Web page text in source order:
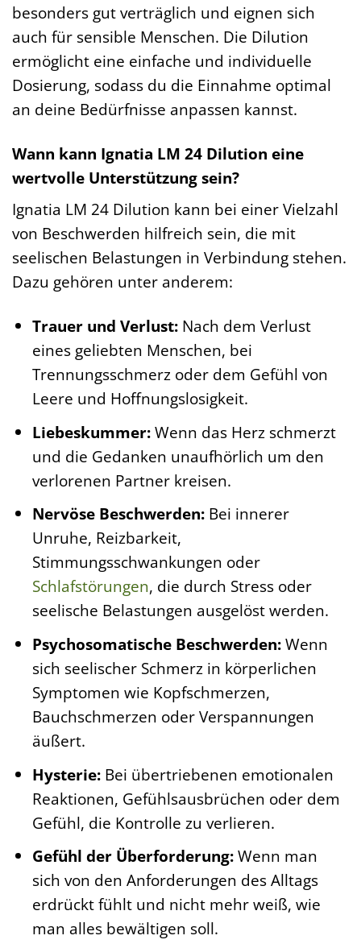
besonders gut verträglich und eignen sich
auch für sensible Menschen. Die Dilution
ermöglicht eine einfache und individuelle
Dosierung, sodass du die Einnahme optimal
an deine Bedürfnisse anpassen kannst.
Wann kann Ignatia LM 24 Dilution eine
wertvolle Unterstützung sein?
Ignatia LM 24 Dilution kann bei einer Vielzahl
von Beschwerden hilfreich sein, die mit
seelischen Belastungen in Verbindung stehen.
Dazu gehören unter anderem:
Trauer und Verlust:Nach dem Verlust
eines geliebten Menschen, bei
Trennungsschmerz oder dem Gefühl von
Leere und Hoffnungslosigkeit.
Liebeskummer:Wenn das Herz schmerzt
und die Gedanken unaufhörlich um den
verlorenen Partner kreisen.
Nervöse Beschwerden:Bei innerer
Unruhe, Reizbarkeit,
Stimmungsschwankungen oder
Schlafstörungen, die durch Stress oder
seelische Belastungen ausgelöst werden.
Psychosomatische Beschwerden:Wenn
sich seelischer Schmerz in körperlichen
Symptomen wie Kopfschmerzen,
Bauchschmerzen oder Verspannungen
äußert.
Hysterie:Bei übertriebenen emotionalen
Reaktionen, Gefühlsausbrüchen oder dem
Gefühl, die Kontrolle zu verlieren.
Gefühl der Überforderung:Wenn man
sich von den Anforderungen des Alltags
erdrückt fühlt und nicht mehr weiß, wie
man alles bewältigen soll.